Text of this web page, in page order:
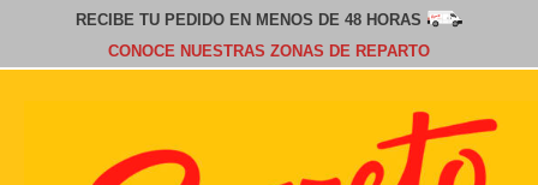
RECIBE TU PEDIDO EN MENOS DE 48 HORAS
CONOCE NUESTRAS ZONAS DE REPARTO